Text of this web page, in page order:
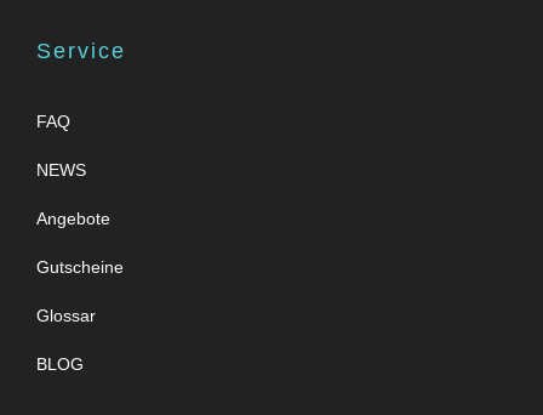
Service
FAQ
NEWS
Angebote
Gutscheine
Glossar
BLOG